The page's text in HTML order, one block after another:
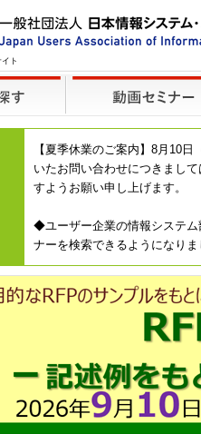
ト
【夏季休業のご案内】8月10
いたお問い合わせにつきまし
すようお願い申し上げます。
◆ユーザー企業の情報システム
ナーを検索できるようになりま